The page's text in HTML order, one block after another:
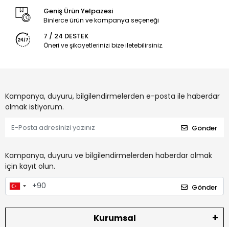
Geniş Ürün Yelpazesi
Binlerce ürün ve kampanya seçeneği
7 / 24 DESTEK
Öneri ve şikayetlerinizi bize iletebilirsiniz.
Kampanya, duyuru, bilgilendirmelerden e-posta ile haberdar
olmak istiyorum.
Gönder
Kampanya, duyuru ve bilgilendirmelerden haberdar olmak
için kayıt olun.
Gönder
Kurumsal